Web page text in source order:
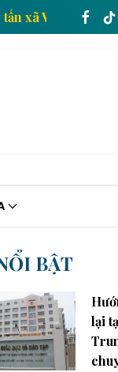
Thông tấn xã
BẬT
lại